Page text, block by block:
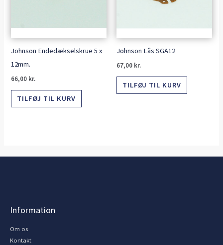
Johnson Endedækselskrue 5 x
12mm.
66,00 kr.
TILFØJ TIL KURV
Johnson Lås SGA12
67,00 kr.
TILFØJ TIL KURV
Information
Om os
Kontakt